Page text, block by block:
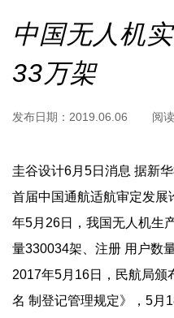
中国无人机
33万架
发布日期： 2019.06.06 阅
圭谷设计6月5日消息 据新
首届中国通航适航审定发
年5 月26日，我国无人
量330034架、注册 用户数量为
2017年5月16日，民航局颁布
名 制登记管理规定》